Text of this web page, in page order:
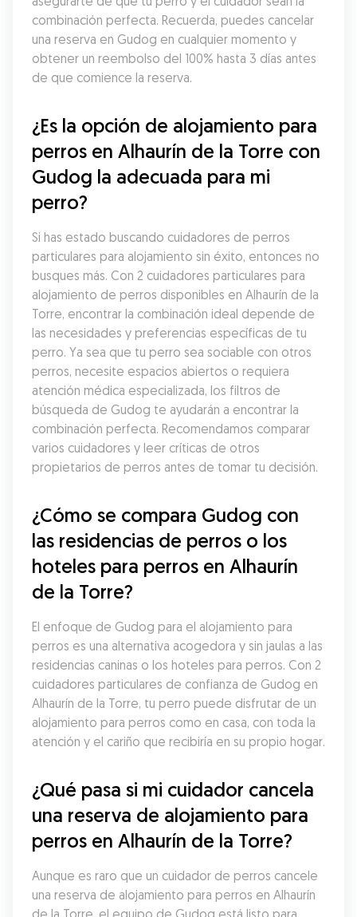
combinación perfecta. Recuerda, puedes cancelar
una reserva en Gudog en cualquier momento y
obtener un reembolso del 100% hasta 3 días antes
de que comience la reserva.
¿Es la opción de alojamiento para
perros en Alhaurín de la Torre con
Gudog la adecuada para mi
perro?
Si has estado buscando cuidadores de perros
particulares para alojamiento sin éxito, entonces no
busques más. Con 2 cuidadores particulares para
alojamiento de perros disponibles en Alhaurín de la
Torre, encontrar la combinación ideal depende de
las necesidades y preferencias específicas de tu
perro. Ya sea que tu perro sea sociable con otros
perros, necesite espacios abiertos o requiera
atención médica especializada, los filtros de
búsqueda de Gudog te ayudarán a encontrar la
combinación perfecta. Recomendamos comparar
varios cuidadores y leer críticas de otros
propietarios de perros antes de tomar tu decisión.
¿Cómo se compara Gudog con
las residencias de perros o los
hoteles para perros en Alhaurín
de la Torre?
El enfoque de Gudog para el alojamiento para
perros es una alternativa acogedora y sin jaulas a las
residencias caninas o los hoteles para perros. Con 2
cuidadores particulares de confianza de Gudog en
Alhaurín de la Torre, tu perro puede disfrutar de un
alojamiento para perros como en casa, con toda la
atención y el cariño que recibiría en su propio hogar.
¿Qué pasa si mi cuidador cancela
una reserva de alojamiento para
perros en Alhaurín de la Torre?
Aunque es raro que un cuidador de perros cancele
una reserva de alojamiento para perros en Alhaurín
de la Torre, el equipo de Gudog está listo para